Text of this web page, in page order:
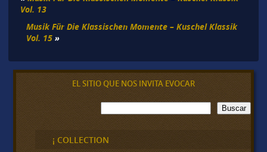
Vol. 13
Musik Für Die Klassischen Momente – Kuschel Klassik
Vol. 15 »
EL SITIO QUE NOS INVITA EVOCAR
B
u
c
a
Buscar
¡ COLLECTION